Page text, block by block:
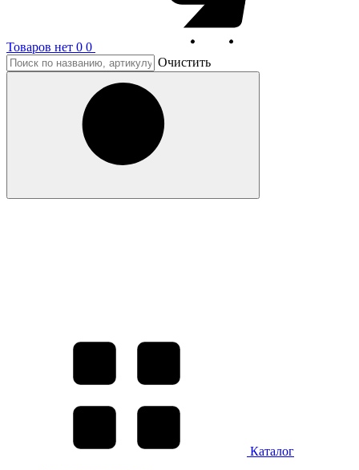
Товаров нет 0 0
Очистить
Каталог